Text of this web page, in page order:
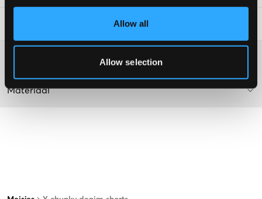
Allow all
Allow selection
Materiaal